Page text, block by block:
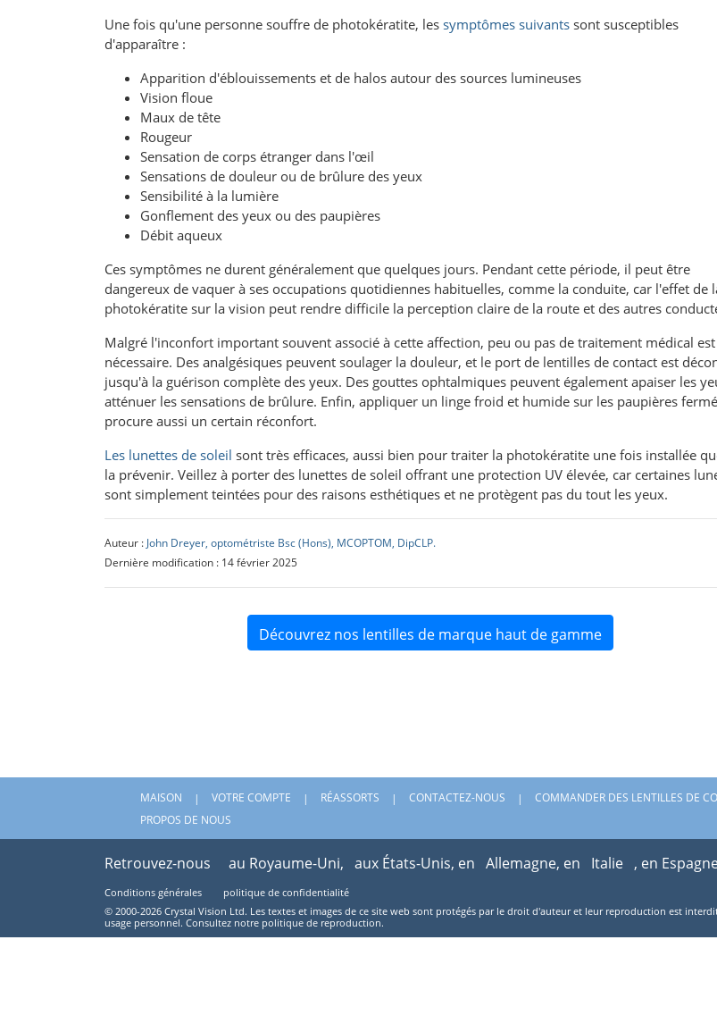
Une fois qu'une personne souffre de photokératite, les symptômes suivants sont susceptibles
d'apparaître :
Apparition d'éblouissements et de halos autour des sources lumineuses
Vision floue
Maux de tête
Rougeur
Sensation de corps étranger dans l'œil
Sensations de douleur ou de brûlure des yeux
Sensibilité à la lumière
Gonflement des yeux ou des paupières
Débit aqueux
Ces symptômes ne durent généralement que quelques jours. Pendant cette période, il peut être
dangereux de vaquer à ses occupations quotidiennes habituelles, comme la conduite, car l'effet de
photokératite sur la vision peut rendre difficile la perception claire de la route et des autres
Malgré l'inconfort important souvent associé à cette affection, peu ou pas de traitement médical est
nécessaire. Des analgésiques peuvent soulager la douleur, et le port de lentilles de contact est
jusqu'à la guérison complète des yeux. Des gouttes ophtalmiques peuvent également apaiser les
atténuer les sensations de brûlure. Enfin, appliquer un linge froid et humide sur les paupières
procure aussi un certain réconfort.
Les lunettes de soleil sont très efficaces, aussi bien pour traiter la photokératite une fois installée
la prévenir. Veillez à porter des lunettes de soleil offrant une protection UV élevée, car certaines
sont simplement teintées pour des raisons esthétiques et ne protègent pas du tout les yeux.
Auteur : John Dreyer, optométriste Bsc (Hons), MCOPTOM, DipCLP.
Dernière modification : 14 février 2025
Découvrez nos lentilles de marque haut de gamme
MAISON VOTRE COMPTE RÉASSORTS CONTACTEZ-NOUS COMMANDER DES LENTILLES DE
PROPOS DE NOUS
Retrouvez-nous au Royaume-Uni, aux États-Unis, en Allemagne, en Italie , en
Conditions générales
politique de confidentialité
© 2000-2026 Crystal Vision Ltd. Les textes et images de ce site web sont protégés par le droit d'auteur et leur reproduction est
usage personnel. Consultez notre politique de reproduction.